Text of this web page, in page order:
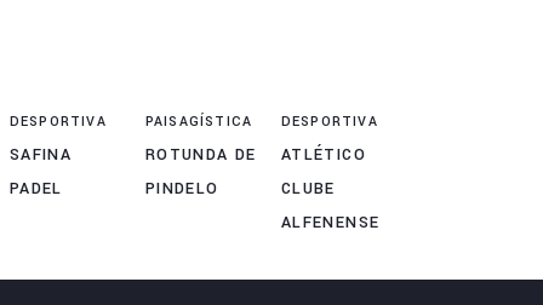
DESPORTIVA
SAFINA
PADEL
PAISAGÍSTICA
ROTUNDA DE
PINDELO
DESPORTIVA
ATLÉTICO
CLUBE
ALFENENSE